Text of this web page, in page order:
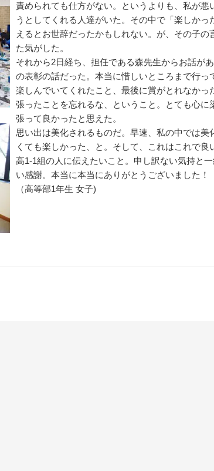
責められても仕方がない。というよりも、私が悪
うとしてくれる人達がいた。その中で「楽しか
えるとお世辞だったかもしれない。が、その子
た気がした。
それから2日経ち、担任である森先生からお話が
の表彰の話だった。本当に惜しいところまで行
楽しんでいてくれたこと、最後に賞がとれなか
張ったことを忘れるな、ということ。とても心
張って良かったと思えた。
思い出は美化されるものだ。早速、私の中では
くても楽しかった、と。そして、これはこれで良
高1-1組の人に伝えたいこと。申し訳ない気持と
い感謝。本当に本当にありがとうございました！
（高等部1年生 女子)